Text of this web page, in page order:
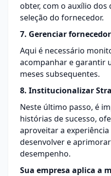
obter, com o auxílio dos
seleção do fornecedor.
7. Gerenciar
Aqui é necessário
acompanhar e garantir
meses subsequentes.
8. Institucionalizar
Neste último passo, é
histórias de sucesso,
aproveitar a
desenvolver e
desempenho.
Sua empresa aplica a